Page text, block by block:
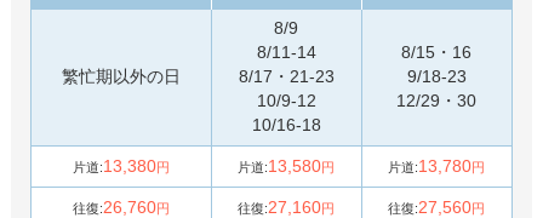
繁忙期以外の日
8/9
8/11-14
8/17・21-23
10/9-12
10/16-18
8/15・16
9/18-23
12/29・30
片道:13,380円 片道:13,580円 片道:13,780円
往復:26,760円 往復:27,160円 往復:27,560円